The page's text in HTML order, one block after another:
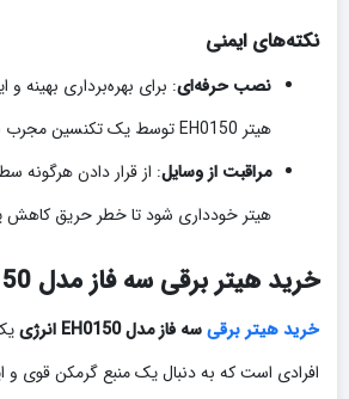
نکته‌های ایمنی
نصب حرفه‌ای: برای بهره‌برداری بهینه
هیتر EH0150 توسط یک تکنسین مجرب نصب شود.
مراقبت از وسایل: از قرار دادن هرگونه
هیتر خودداری شود تا خطر حریق کاهش
خرید هیتر برقی سه فاز مدل EH0150 انرژی
خرید هیتر برقیسه فاز مدل EH0150 انرژی
افرادی است که به دنبال یک منبع گرمکن قوی و